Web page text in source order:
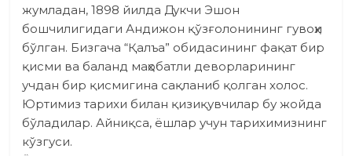
жумладан, 1898 йилда Дукчи Эшон
бошчилигидаги Андижон қўзғолонининг гувоҳи
бўлган. Бизгача “Қалъа” обидасининг фақат бир
қисми ва баланд маҳобатли деворларининг
учдан бир қисмигина сақланиб қолган холос.
Юртимиз тарихи билан қизиқувчилар бу жойда
бўладилар. Айниқса, ёшлар учун тарихимизнинг
кўзгуси.